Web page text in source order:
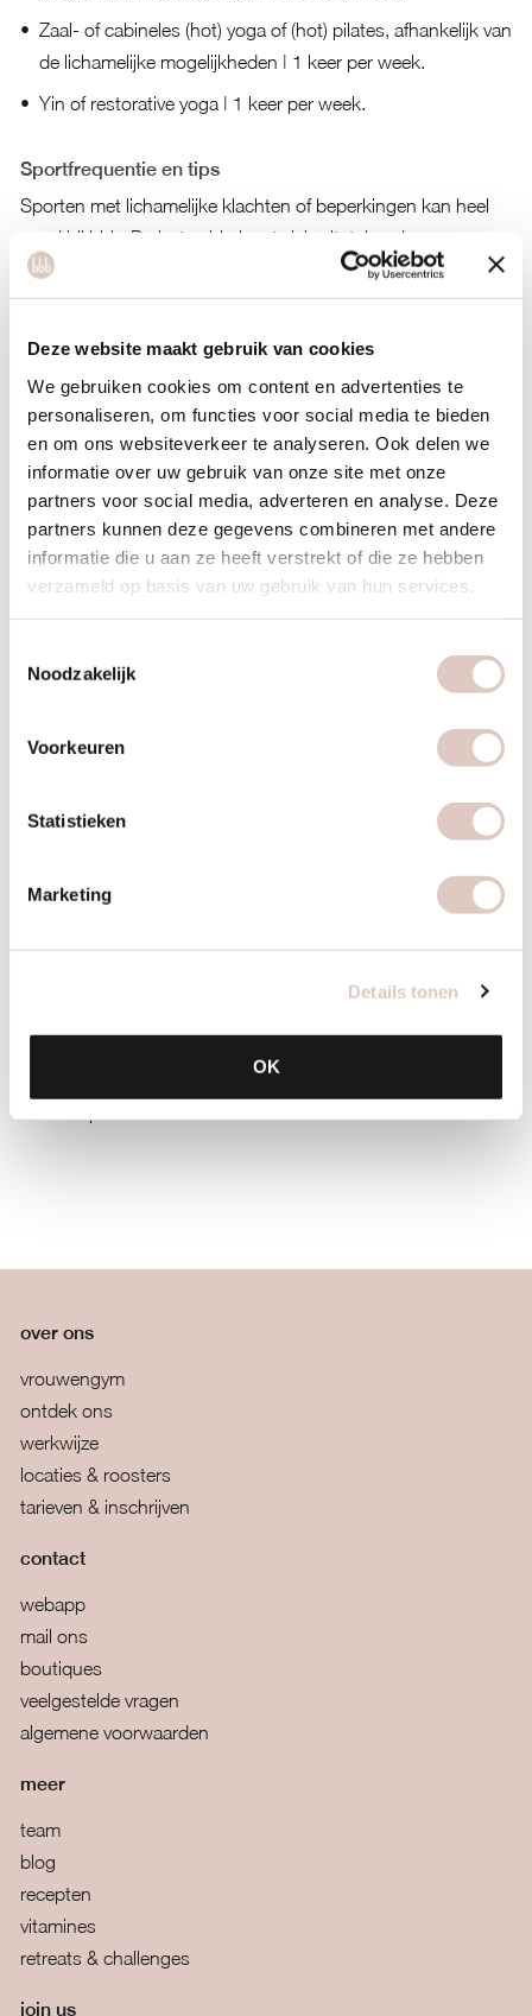
Deze website maakt gebruik van cookies
We gebruiken cookies om content en advertenties te
personaliseren, om functies voor social media te bieden
en om ons websiteverkeer te analyseren. Ook delen we
informatie over uw gebruik van onze site met onze
partners voor social media, adverteren en analyse. Deze
partners kunnen deze gegevens combineren met andere
informatie die u aan ze heeft verstrekt of die ze hebben
verzameld op basis van uw gebruik van hun services.
Noodzakelijk
Voorkeuren
Statistieken
Marketing
Details tonen
OK
Zaal- of cabineles (hot) yoga of (hot) pilates, afhankelijk van
de lichamelijke mogelijkheden | 1 keer per week.
Yin of restorative yoga | 1 keer per week.
Sportfrequentie en tips
Sporten met lichamelijke klachten of beperkingen kan heel
goed bij bbb. De hot cabin leent zich uitstekend om op een
verantwoorde manier te bewegen! Sport 3 keer per week
matig intensief.
food
Plan food | recover
Geef prioriteit aan je revalidatie en plan een foodcoaching of
voedingsadvies gericht op herstel.
belangrijk voor je herstel.
Plan een lifestylecoaching om je persoonlijke mind-doelen
over ons
vrouwengym
ontdek ons
werkwijze
locaties & roosters
tarieven & inschrijven
contact
webapp
mail ons
boutiques
veelgestelde vragen
algemene voorwaarden
meer
team
blog
recepten
vitamines
retreats & challenges
join us